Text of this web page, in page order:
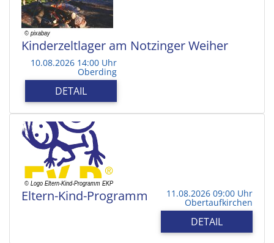
Kinderzeltlager am Notzinger Weiher
10.08.2026 14:00 Uhr
Oberding
DETAIL
Eltern-Kind-Programm 11.08.2026 09:00 Uhr
Obertaufkirchen
DETAIL